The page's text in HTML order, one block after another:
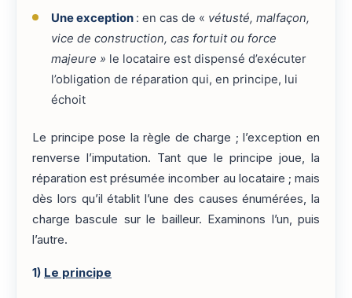
Une exception : en cas de « vétusté, malfaçon,
vice de construction, cas fortuit ou force
majeure » le locataire est dispensé d’exécuter
l’obligation de réparation qui, en principe, lui
échoit
Le principe pose la règle de charge ; l’exception en
renverse l’imputation. Tant que le principe joue, la
réparation est présumée incomber au locataire ; mais
dès lors qu’il établit l’une des causes énumérées, la
charge bascule sur le bailleur. Examinons l’un, puis
l’autre.
1) Le principe